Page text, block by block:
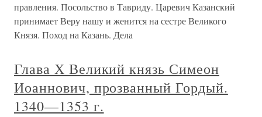
правления. Посольство в Тавриду. Царевич Казанский
принимает Веру нашу и женится на сестре Великого
Князя. Поход на Казань. Дела
Глава Х Великий князь Симеон
Иоаннович, прозванный Гордый.
1340—1353 г.